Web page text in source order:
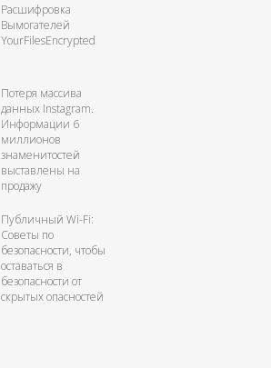
Расшифровка
Вымогателей
YourFilesEncrypted
Потеря массива
данных Instagram.
Информации 6
миллионов
знаменитостей
выставлены на
продажу
Публичный Wi-Fi:
Советы по
безопасности, чтобы
оставаться в
безопасности от
скрытых опасностей